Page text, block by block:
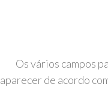
Os vários campos
aparecer de acordo